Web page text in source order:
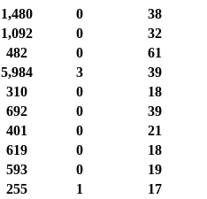
1,480 0
38
1,092 0
32
482 0
61
5,984 3
39
310 0
18
692 0
39
401 0
21
619 0
18
593 0
19
255 1
17